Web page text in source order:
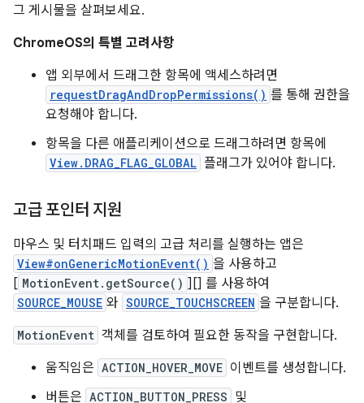
그 게시물을 살펴보세요.
ChromeOS의 특별 고려사항
앱 외부에서 드래그한 항목에 액세스하려면
requestDragAndDropPermissions() 를 통해 권한을
요청해야 합니다.
항목을 다른 애플리케이션으로 드래그하려면 항목에
View.DRAG_FLAG_GLOBAL 플래그가 있어야 합니다.
고급 포인터 지원
마우스 및 터치패드 입력의 고급 처리를 실행하는 앱은
View#onGenericMotionEvent() 을 사용하고
[ MotionEvent.getSource() ][] 를 사용하여
SOURCE_MOUSE 와 SOURCE_TOUCHSCREEN 을 구분합니다.
MotionEvent 객체를 검토하여 필요한 동작을 구현합니다.
움직임은 ACTION_HOVER_MOVE 이벤트를 생성합니다.
버튼은 ACTION_BUTTON_PRESS 및